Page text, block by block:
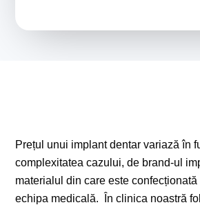
Prețul unui implant dentar variază în
complexitatea cazului, de brand-ul
materialul din care este
echipa medicală. În clinica noastră